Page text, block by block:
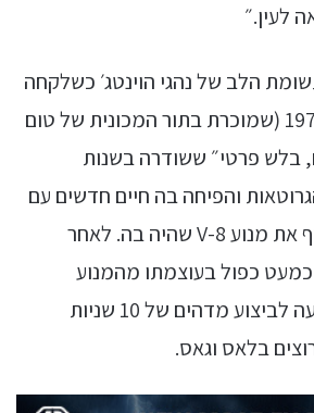
לעין.״
הלב של נהגי הוינטג׳ כשלקחה
308 משנת 1978 (שמוכרת בתור המכונית של טום
בלש פרטי״ ששודרה בשנות
והפיחה בה חיים חדשים עם
מנוע חשמלי שהחליף את מנוע V-8 שהיה בה. לאחר
כפול בעוצמתו מהמנוע
הקודם, הפרארי הגיעה לביצוע מדהים של 10 שניות
בלאס וגאס.